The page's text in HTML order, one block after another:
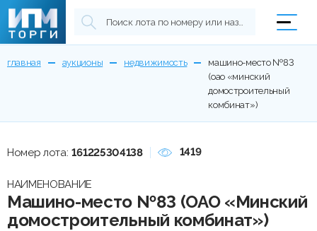
главная аукционы недвижимость
машино-место №83
(оао «минский
домостроительный
комбинат»)
Номер лота: 161225304138 1419
НАИМЕНОВАНИЕ
Машино-место №83 (ОАО «Минский
домостроительный комбинат»)